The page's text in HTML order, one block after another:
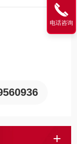
绳张力平衡而产生
电话咨询